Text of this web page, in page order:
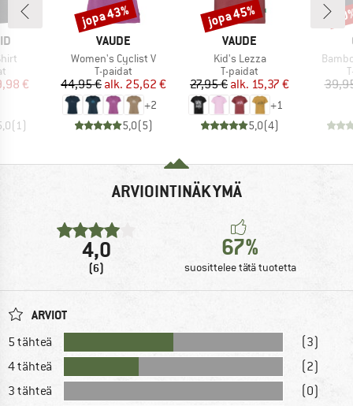
hinta
€
(1)
MERKKI
VAUDE
Tuote
Women's Cyclist V
Tuoteryhmä
T-paidat
Hinta
44,95 € Alennettu hinta
alk. 25,62 €
+2
5,0(5)
Alennus
jopa 43%
MERKKI
VAUDE
Tuote
Kid's Lezza
Tuoteryhmä
T-paidat
Hinta
27,95 € Alennettu hinta
alk. 15,37 €
+1
5,0(4)
Alennus
jopa 45%
Tuote
ARVIOINTINÄKYMÄ
4,0
(6)
67%
suosittelee tätä tuotetta
ARVIOT
5 tähteä
(3)
4 tähteä
(2)
3 tähteä
(0)